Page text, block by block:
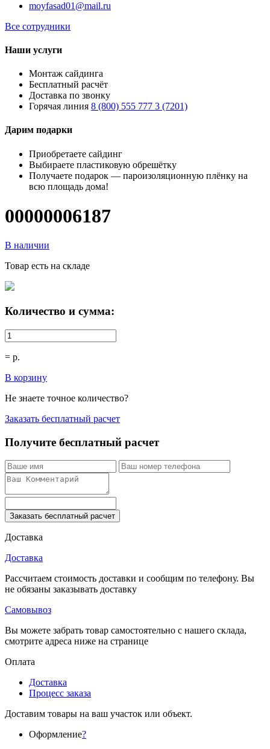
moyfasad01@mail.ru
Все сотрудники
Наши услуги
Монтаж сайдинга
Бесплатный расчёт
Доставка по звонку
Горячая линия 8 (800) 555 777 3 (7201)
Дарим подарки
Приобретаете сайдинг
Выбираете пластиковую обрешётку
Получаете подарок — пароизоляционную плёнку на
всю площадь дома!
00000006187
В наличии
Товар есть на складе
Количество и сумма:
= р.
В корзину
Не знаете точное количество?
Заказать бесплатный расчет
Получите бесплатный расчет
Заказать бесплатный расчет
Доставка
Доставка
Рассчитаем стоимость доставки и сообщим по телефону. Вы
не обязаны заказывать доставку
Самовывоз
Вы можете забрать товар самостоятельно с нашего склада,
смотрите адреса ниже на странице
Оплата
Доставка
Процесс заказа
Доставим товары на ваш участок или объект.
Оформление?